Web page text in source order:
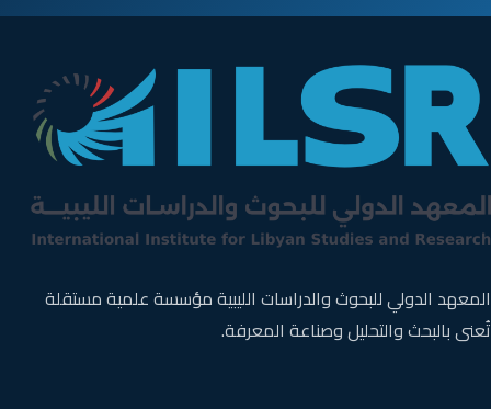
المعهد الدولي للبحوث والدراسات الليبية مؤسسة علمية مستقلة
تُعنى بالبحث والتحليل وصناعة المعرفة.